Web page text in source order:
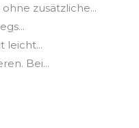
zusätzliche...
leicht...
Bei...